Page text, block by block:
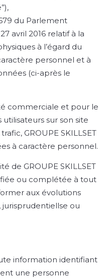
du Parlement
avril 2016 relatif à la
à l’égard du
personnel et à
(ci-après le
commerciale et pour le
sur son site
GROUPE SKILLSET
à caractère personnel.
de GROUPE SKILLSET
ou complétée à tout
aux évolutions
jurisprudentiellse ou
information identifiant
une personne